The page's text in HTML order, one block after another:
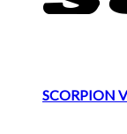
SCORPION